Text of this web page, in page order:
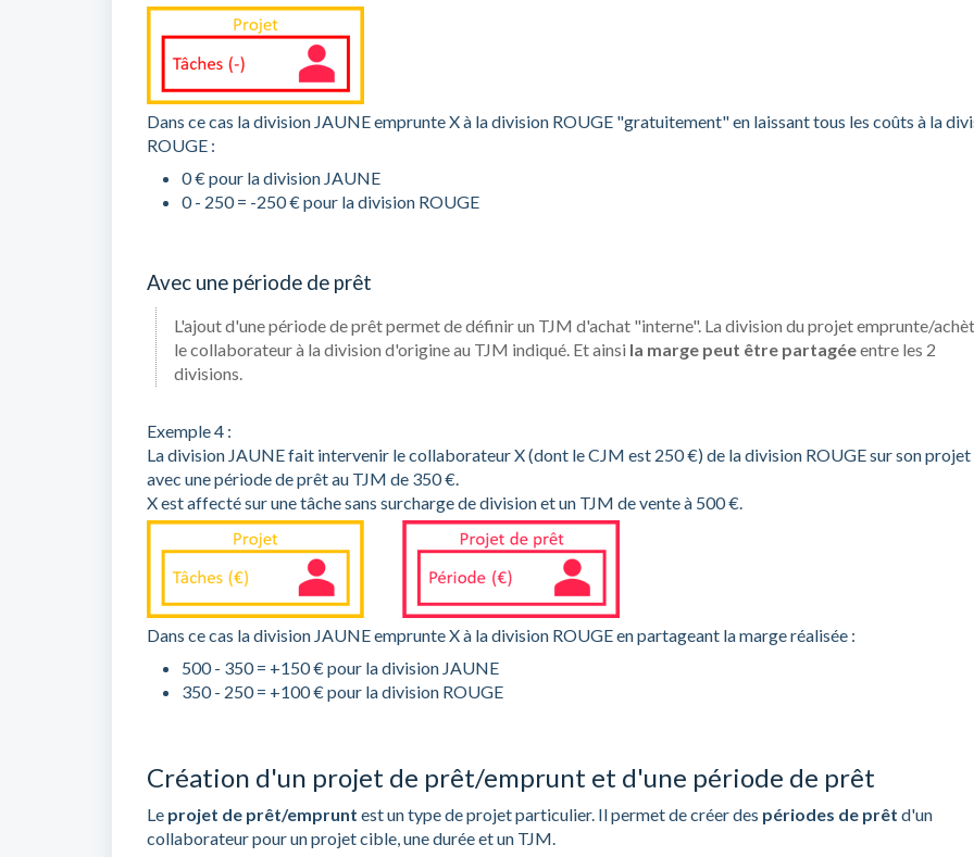
Dans ce cas la division JAUNE emprunte X à la division ROUGE "gratuitement" en laissant tous les coûts à la
ROUGE :
0 € pour la division JAUNE
0 - 250 = -250 € pour la division ROUGE
Avec une période de prêt
L'ajout d'une période de prêt permet de définir un TJM d'achat "interne". La division du projet emprunte/
le collaborateur à la division d'origine au TJM indiqué. Et ainsi la marge peut être partagéeentre les 2
divisions.
Exemple 4 :
La division JAUNE fait intervenir le collaborateur X (dont le CJM est 250 €) de la division ROUGE sur son projet
avec une période de prêt au TJM de 350 €.
X est affecté sur une tâche sans surcharge de division et un TJM de vente à 500 €.
Dans ce cas la division JAUNE emprunte X à la division ROUGE en partageant la marge réalisée :
500 - 350 = +150 € pour la division JAUNE
350 - 250 = +100 € pour la division ROUGE
Création d'un projet de prêt/emprunt et d'une période de prêt
Le projet de prêt/emprunt est un type de projet particulier. Il permet de créer des périodes de prêt d'un
collaborateur pour un projet cible, une durée et un TJM.